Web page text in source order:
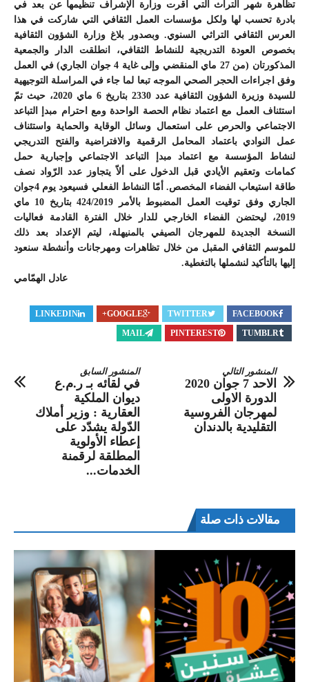
تظاهرة شهر التراث التي أقرت وزارة الإشراف تنظيمها عن بعد في
بادرة تحسب لها ولكل مؤسسات العمل الثقافي التي شاركت في هذا
العرس الثقافي التراثي السنوي. وبصدور بلاغ وزارة الشؤون الثقافية
بخصوص العودة التدريجية للنشاط الثقافي، انطلقت الدار والجمعية
المذكورتان (من 27 ماي المنقضي وإلى غاية 4 جوان الجاري) في العمل
وفق اجراءات الحجر الصحي الموجه تبعا لما جاء في المراسلة التوجيهية
للسيدة وزيرة الشؤون الثقافية عدد 2330 بتاريخ 6 ماي 2020، حيث تمّ
استئناف العمل مع اعتماد نظام الحصة الواحدة ومع احترام مبدإ التباعد
الاجتماعي والحرص على استعمال وسائل الوقاية والحماية واستئناف
عمل النوادي باعتماد المحامل الرقمية والافتراضية والفتح التدريجي
لنشاط المؤسسة مع اعتماد مبدإ التباعد الاجتماعي وإجبارية حمل
كمامات وتعقيم الأيادي قبل الدخول على ألاّ يتجاوز عدد الرّواد نصف
طاقة استيعاب الفضاء المخصص. أمّا النشاط الفعلي فسيعود يوم 4جوان
الجاري وفق توقيت العمل المضبوط بالأمر 424/2019 بتاريخ 10 ماي
2019، ليحتضن الفضاء الخارجي للدار خلال الفترة القادمة فعاليات
النسخة الجديدة للمهرجان الصيفي بالمنيهلة، ليتم الإعداد بعد ذلك
للموسم الثقافي المقبل من خلال تظاهرات ومهرجانات وأنشطة سنعود
إليها بالتأكيد لنشملها بالتغطية.
عادل الهمّامي
FACEBOOK
TWITTER
GOOGLE+
LINKEDIN
TUMBLR
PINTEREST
MAIL
المنشور السابق
في لقائه بـ ر.م.ع
ديوان الملكية
العقارية : وزير أملاك
الدّولة يشدّد على
إعطاء الأولوية
المطلقة لرقمنة
الخدمات...
المنشور التالي
الاحد 7 جوان 2020
الدورة الاولى
لمهرجان الفروسية
التقليدية بالدندان
مقالات ذات صلة